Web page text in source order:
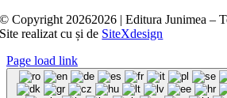
© Copyright 20262026 | Editura Junimea –
Site realizat cușide SiteXdesign
Page load link